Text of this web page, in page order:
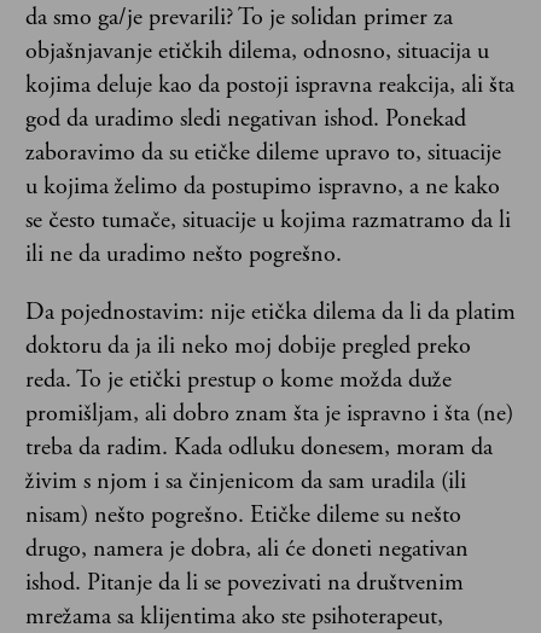
da smo ga/je prevarili? To je solidan primer za
objašnjavanje etičkih dilema, odnosno, situacija u
kojima deluje kao da postoji ispravna reakcija, ali šta
god da uradimo sledi negativan ishod. Ponekad
zaboravimo da su etičke dileme upravo to, situacije
u kojima želimo da postupimo ispravno, a ne kako
se često tumače, situacije u kojima razmatramo da li
ili ne da uradimo nešto pogrešno.
Da pojednostavim: nije etička dilema da li da platim
doktoru da ja ili neko moj dobije pregled preko
reda. To je etički prestup o kome možda duže
promišljam, ali dobro znam šta je ispravno i šta (ne)
treba da radim. Kada odluku donesem, moram da
živim s njom i sa činjenicom da sam uradila (ili
nisam) nešto pogrešno. Etičke dileme su nešto
drugo, namera je dobra, ali će doneti negativan
ishod. Pitanje da li se povezivati na društvenim
mrežama sa klijentima ako ste psihoterapeut,